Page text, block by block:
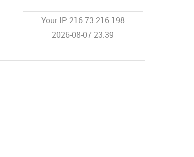
Your IP: 216.73.216.198
2026-08-07 23:39